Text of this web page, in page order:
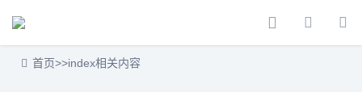
首页>>index相关内容